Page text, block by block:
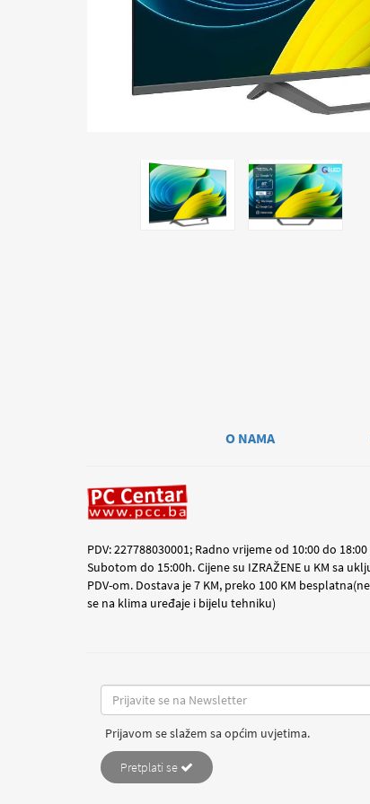
O NAMA
PDV: 227788030001; Radno vrijeme od 10:00 do
Subotom do 15:00h. Cijene su IZRAŽENE u KM sa
PDV-om. Dostava je 7 KM, preko 100 KM
se na klima uređaje i bijelu tehniku)
Prijavom se slažem sa općim uvjetima.
Pretplati se